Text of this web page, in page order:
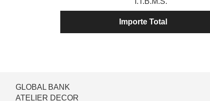
Importe Total
GLOBAL BANK
ATELIER DECOR